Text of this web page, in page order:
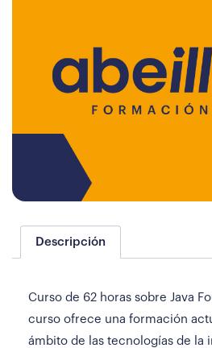
Descripción
Curso de 62 horas sobre Java
curso ofrece una formación
ámbito de las tecnologías de la